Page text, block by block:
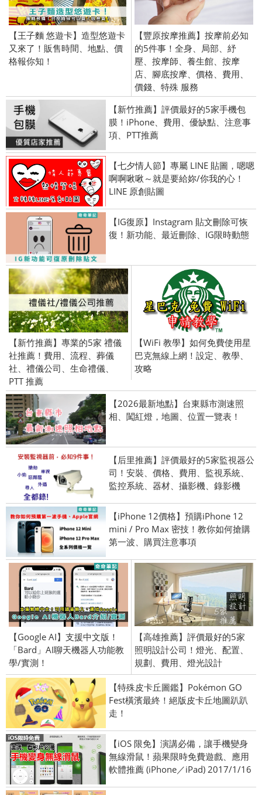
【王子麵 悠遊卡】造型悠遊卡
又來了！販售時間、地點、價
格報你知！
【豐原按摩推薦】按摩前必知
的5件事！全身、局部、紓
壓、按摩師、養生館、按摩
店、腳底按摩、價格、費用、
價錢、特殊 服務
【新竹推薦】評價最好的5家手機包
膜！iPhone、費用、優缺點、注意事
項、PTT推薦
【七夕情人節】專屬 LINE 貼圖，嗯嗯
啊啊啾啾～就是要給妳/你我的心！
LINE 原創貼圖
【IG復原】Instagram 貼文刪除可恢
復！新功能、最近刪除、IG限時動態
【新竹推薦】專業的5家 禮儀
社推薦！費用、流程、葬儀
社、禮儀公司、生命禮儀、
PTT 推薦
【WiFi 教學】如何免費使用星
巴克無線上網！設定、教學、
攻略
【2026最新地點】台東縣市測速照
相、闖紅燈，地圖、位置一覽表！
【后里推薦】評價最好的5家監視器公
司！安裝、價格、費用、監視系統、
監控系統、器材、攝影機、錄影機
【iPhone 12價格】預購iPhone 12
mini / Pro Max 密技！教你如何搶購
第一波、購買注意事項
【Google AI】支援中文版！
「Bard」AI聊天機器人功能教
學/實測！
【高雄推薦】評價最好的5家
照明設計公司！燈光、配置、
規劃、費用、燈光設計
【特殊皮卡丘圖鑑】Pokémon GO
Fest橫濱最終！絕版皮卡丘地圖趴趴
走！
【iOS 限免】演講必備，讓手機變身
無線滑鼠！蘋果限時免費遊戲、應用
軟體推薦 (iPhone／iPad) 2017/1/16